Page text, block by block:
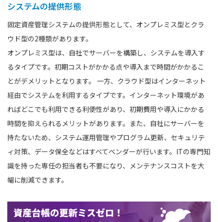
システムの提供形態
固定資産管理システムの提供形態として、オンプレミス型とクラ
ウド型の2種類があります。
オンプレミス型は、自社でサーバーを構築し、システムを導入す
るタイプです。初期コストがかかる点や導入まで時間がかかるこ
とがデメリットとなります。 一方、クラウド型はインターネット
経由でシステムを利用するタイプです。インターネット環境があ
ればどこでも利用できる利便性があり、初期費用や導入にかかる
時間を抑えられるメリットがあります。また、自社にサーバーを
持たないため、システム運用管理やプログラム更新、セキュリテ
ィ対策、データ保全などはすべてベンダーが行います。ITの専門知
識を持った専任の担当者も不要になり、メンテナンスコストを大
幅に削減できます。